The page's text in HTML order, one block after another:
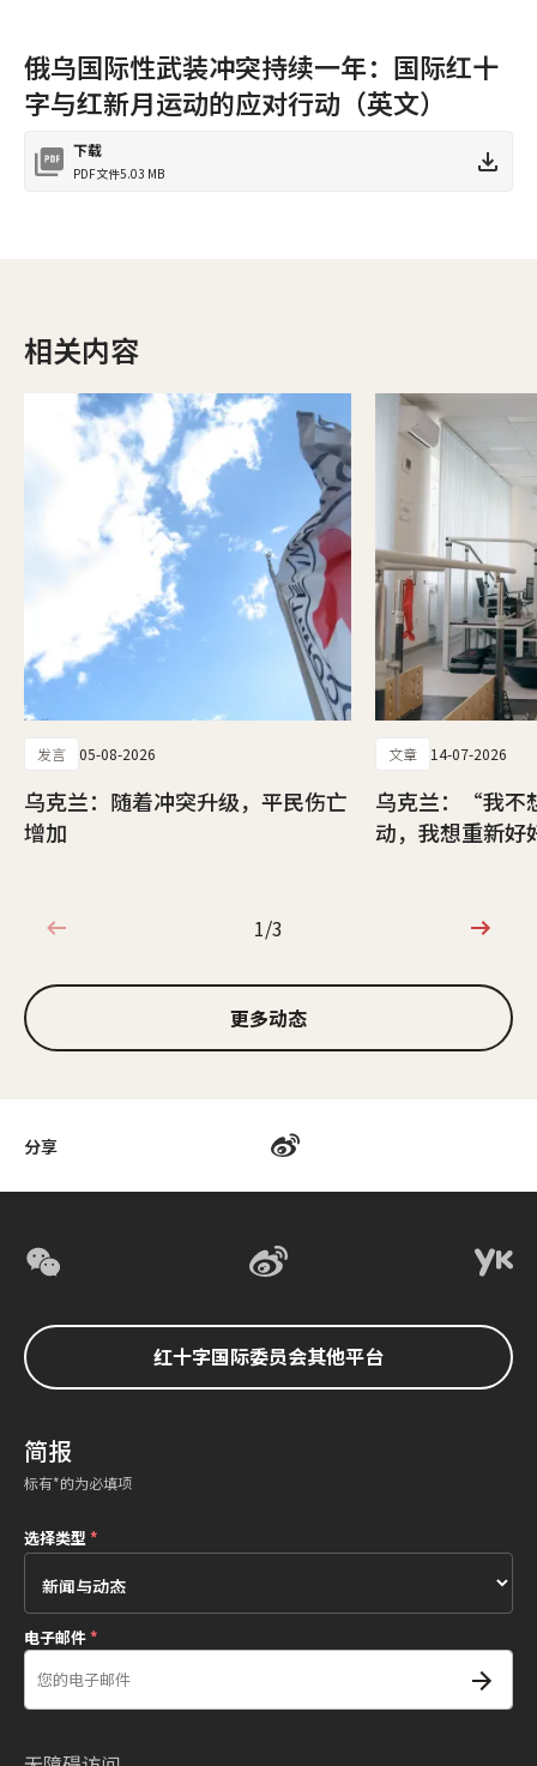
分享
俄乌国际性武装冲突持续一年：国际红十
字与红新月运动的应对行动（英文）
下载
PDF文件5.03 MB
相关内容
发言 05-08-2026
乌克兰：随着冲突升级，平民伤亡
增加
文章 14-07-2026
乌克兰：“我不
动，我想重新
1/3
1/3
更多动态
红十字国际委员会其他平台
简报
标有*的为必填项
选择类型*
电子邮件*